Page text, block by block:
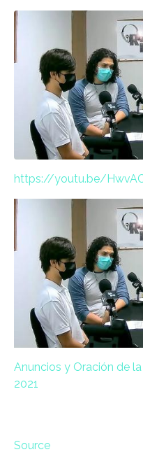
https://youtu.be/
Anuncios y Oración de
2021
Source